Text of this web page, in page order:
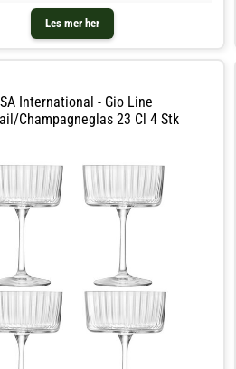
Les mer her
International - Gio Line
champagneglas 23 Cl 4 Stk